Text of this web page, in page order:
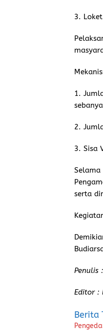
3.
1.
2.
3. Sisa
serta
Penulis
Editor :
Berita